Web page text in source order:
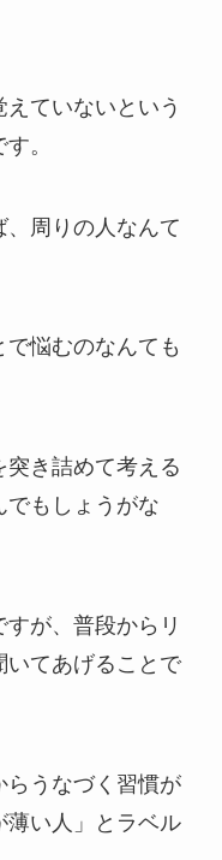
ていないという
。
周りの人なんて
悩むのなんても
き詰めて考える
でもしょうがな
すが、普段からリ
いてあげることで
らうなづく習慣が
薄い人」とラベル